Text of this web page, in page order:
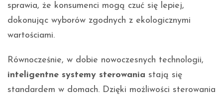
sprawia, że konsumenci mogą czuć się lepiej,
dokonując wyborów zgodnych z ekologicznymi
wartościami.
Równocześnie, w dobie nowoczesnych technologii,
inteligentne systemy sterowania stają się
standardem w domach. Dzięki możliwości sterowania